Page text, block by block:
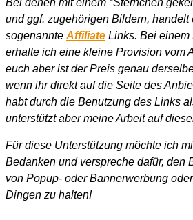
Bei denen mit einem *Sternchen
und ggf. zugehörigen Bildern, handelt
sogenannte Affiliate Links. Bei einem
erhalte ich eine kleine Provision vom
euch aber ist der Preis genau
wenn ihr direkt auf die Seite des
habt durch die Benutzung des Links
unterstützt aber meine Arbeit auf
Für diese Unterstützung möchte ich
Bedanken und verspreche dafür, den
von Popup- oder Bannerwerbung
Dingen zu halten!